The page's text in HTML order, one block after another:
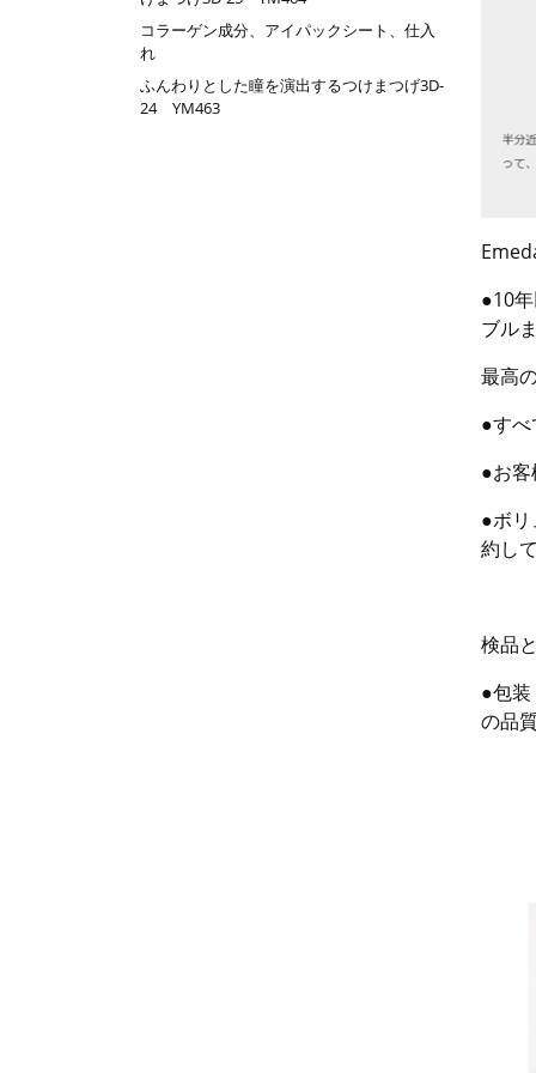
●10
ブル
最高
●す
●お
●ボ
約し
検品
●包
の品
コラーゲン成分、アイパックシート、仕入
れ
ふんわりとした瞳を演出するつけまつげ3D-
24 YM463